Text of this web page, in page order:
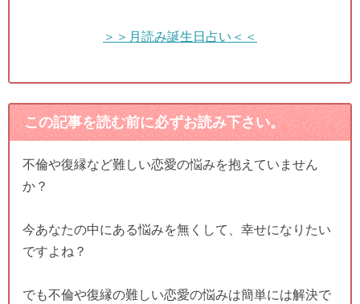
＞＞月読み誕生日占い＜＜
この記事を読む前に必ずお読み下さい。
不倫や復縁など難しい恋愛の悩みを抱えていません
か？
今あなたの中にある悩みを無くして、幸せになりたい
ですよね？
でも不倫や復縁の難しい恋愛の悩みは簡単には解決で